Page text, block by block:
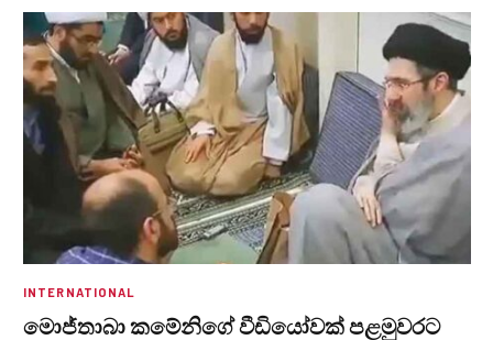
INTERNATIONAL
මොජ්තාබා කමේනිගේ වීඩියෝවක් පළමුවරට